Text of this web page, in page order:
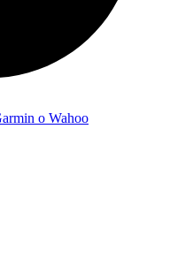
o Wahoo